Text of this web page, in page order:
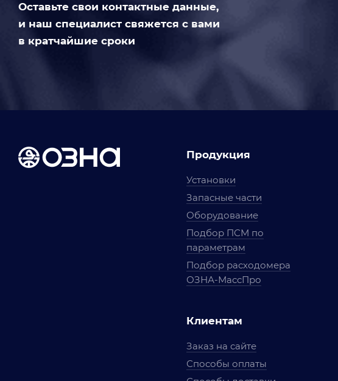
Оставьте свои контактные данные,
и наш специалист свяжется с вами
в кратчайшие сроки
Продукция
Установки
Запасные части
Оборудование
Подбор ПСМ по
параметрам
Подбор расходомера
ОЗНА-МассПро
Клиентам
Заказ на сайте
Способы оплаты